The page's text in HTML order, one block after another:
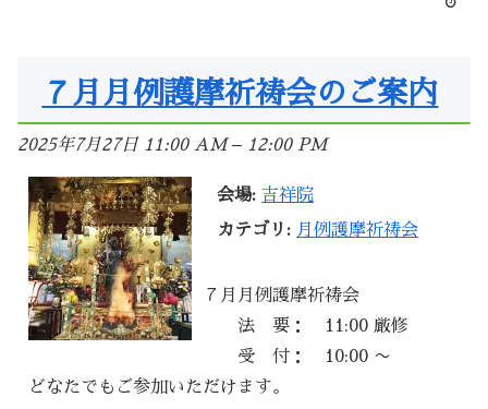
７月月例護摩祈祷会のご案内
2025年7月27日 11:00 AM– 12:00 PM
会場: 吉祥院
カテゴリ: 月例護摩祈祷会
７月月例護摩祈祷会
法 要： 11:00 厳修
受 付： 10:00 〜
どなたでもご参加いただけます。